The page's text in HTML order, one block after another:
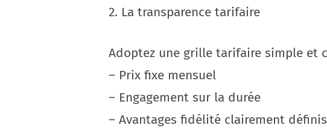
2. La transparence tarifaire
Adoptez une grille tarifaire simple et
– Prix fixe mensuel
– Engagement sur la durée
– Avantages fidélité clairement définis